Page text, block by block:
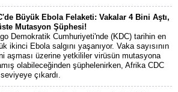
Büyük Ebola Felaketi: Vakalar 4 Bini Aştı,
Mutasyon Şüphesi!
Demokratik Cumhuriyeti'nde (KDC) tarihin en
ikinci Ebola salgını yaşanıyor. Vaka sayısının
aşması üzerine yetkililer virüsün mutasyona
olabileceğinden şüphelenirken, Afrika CDC
çıkardı.